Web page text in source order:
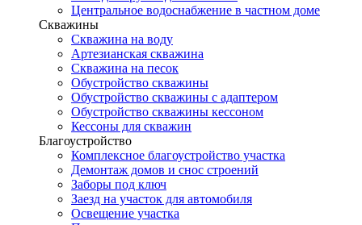
Центральное водоснабжение в частном доме
Скважины
Скважина на воду
Артезианская скважина
Скважина на песок
Обустройство скважины
Обустройство скважины с адаптером
Обустройство скважины кессоном
Кессоны для скважин
Благоустройство
Комплексное благоустройство участка
Демонтаж домов и снос строений
Заборы под ключ
Заезд на участок для автомобиля
Освещение участка